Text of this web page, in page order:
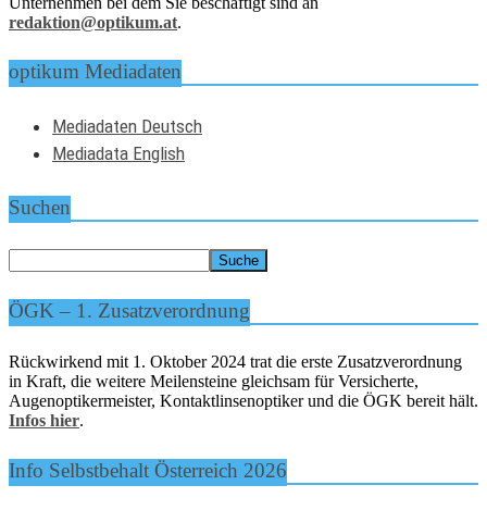
redaktion@optikum.at.
optikum Mediadaten
Mediadaten Deutsch
Mediadata English
Suchen
ÖGK – 1. Zusatzverordnung
Rückwirkend mit 1. Oktober 2024 trat die erste Zusatzverordnung
in Kraft, die weitere Meilensteine gleichsam für Versicherte,
Augenoptikermeister, Kontaktlinsenoptiker und die ÖGK bereit hält.
Infos hier.
Info Selbstbehalt Österreich 2026